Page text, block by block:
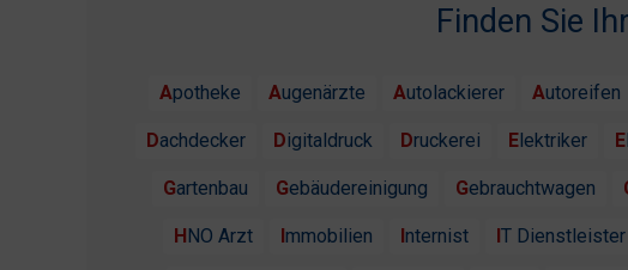
Finden Sie
Apotheke Augenärzte Autolackierer Autoreifen
Dachdecker Digitaldruck Druckerei Elektriker
Gartenbau Gebäudereinigung Gebrauchtwagen
HNO Arzt Immobilien Internist IT Dienstleister